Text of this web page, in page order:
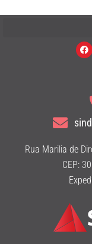
Rua Marilia de
CEP: